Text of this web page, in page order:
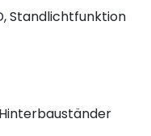
Standlichtfunktion
Hinterbauständer